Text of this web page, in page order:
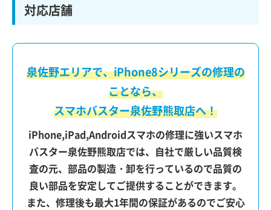
対応店舗
泉佐野エリアで、iPhone8シリーズの修理の
ことなら、
スマホバスター泉佐野熊取店へ！
iPhone,iPad,Androidスマホの修理に強いスマホ
バスター泉佐野熊取店では、自社で厳しい品質検
査の元、部品の製造・卸を行っているので品質の
良い部品を安定してご提供することができます。
また、修理後も最大1年間の保証があるのでご安心